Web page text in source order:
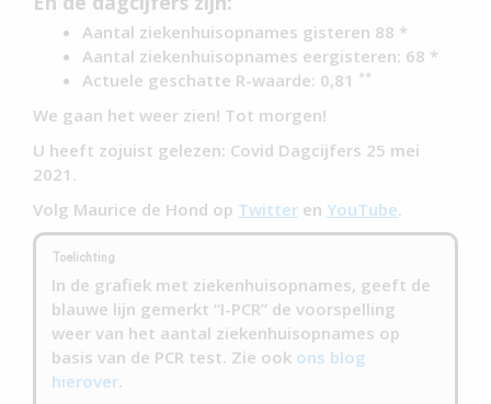
Aantal ziekenhuisopnames gisteren 88 *
Aantal ziekenhuisopnames eergisteren: 68 *
Actuele geschatte R-waarde: 0,81 **
We gaan het weer zien! Tot morgen!
U heeft zojuist gelezen: Covid Dagcijfers 25 mei
2021.
Volg Maurice de Hond op Twitter en YouTube.
Toelichting
In de grafiek met ziekenhuisopnames, geeft de
blauwe lijn gemerkt “I-PCR” de voorspelling
weer van het aantal ziekenhuisopnames op
basis van de PCR test. Zie ook ons blog
hierover.